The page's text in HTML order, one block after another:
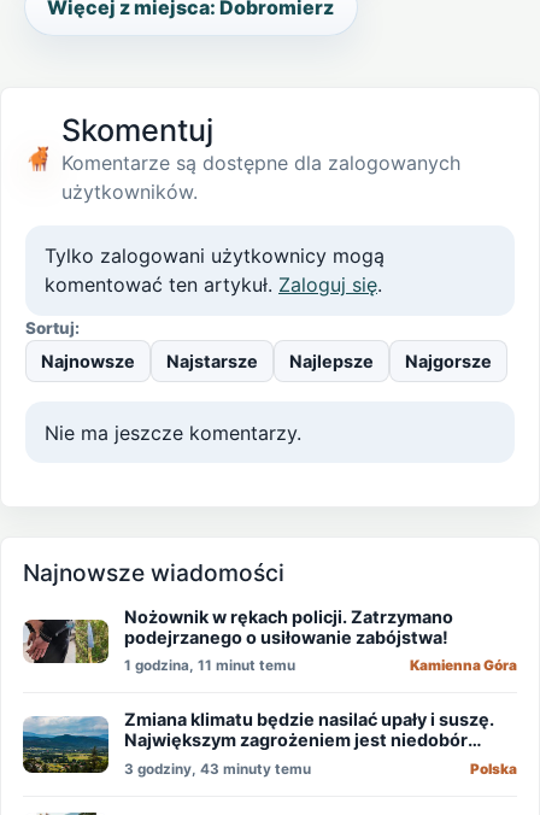
Więcej z miejsca: Dobromierz
Skomentuj
Komentarze są dostępne dla zalogowanych
użytkowników.
Tylko zalogowani użytkownicy mogą
komentować ten artykuł. Zaloguj się.
Sortuj:
Najnowsze Najstarsze Najlepsze Najgorsze
Nie ma jeszcze komentarzy.
Najnowsze wiadomości
Nożownik w rękach policji. Zatrzymano
podejrzanego o usiłowanie zabójstwa!
1 godzina, 11 minut temu Kamienna Góra
Zmiana klimatu będzie nasilać upały i suszę.
Największym zagrożeniem jest niedobór
wody
3 godziny, 43 minuty temu Polska